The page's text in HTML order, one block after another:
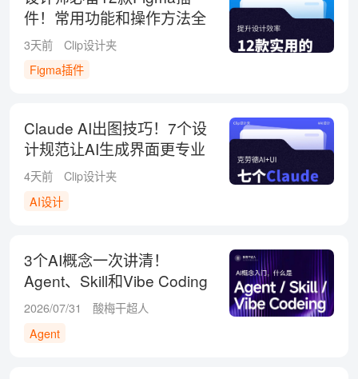
件！常用功能和操作方法全
整理
3天前
Clip设计夹
Figma插件
Claude AI出图技巧！7个设
计规范让AI生成界面更专业
4天前
Clip设计夹
AI设计
3个AI概念一次讲清！
Agent、Skill和Vibe Coding
2026/07/31
酸梅干超人
Agent